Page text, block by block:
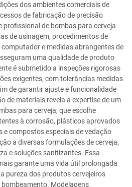
dos ambientes comerciais de
de fabricação de precisão
de bombas para cerveja
de usinagem, procedimentos de
e medidas abrangentes de
uma qualidade de produto
é submetido a inspeções rigorosas
exigentes, com tolerâncias medidas
de garantir ajuste e funcionalidade
de materiais revela a expertise de um
para cerveja, que escolhe
à corrosão, plásticos aprovados
compostos especiais de vedação
a diversas formulações de cerveja,
e soluções sanitizantes. Essa
garante uma vida útil prolongada
pureza dos produtos cervejeiros
Modelagens